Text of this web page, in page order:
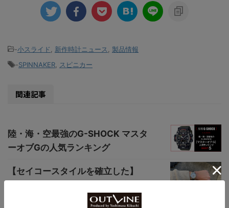
-小スライド 新作時計ニュース
製品情報
-SPINNAKER スピニカー
関連記事
陸・海・空最強のG-SHOCK マスタ
ーオブGの人気ランキング
【セイコースタイルを確立した】